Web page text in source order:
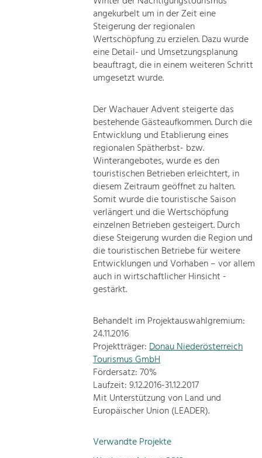
angekurbelt um in der Zeit eine
Steigerung der regionalen
Wertschöpfung zu erzielen. Dazu wurde
eine Detail- und Umsetzungsplanung
beauftragt, die in einem weiteren Schritt
umgesetzt wurde.
Der Wachauer Advent steigerte das
bestehende Gästeaufkommen. Durch die
Entwicklung und Etablierung eines
regionalen Spätherbst- bzw.
Winterangebotes, wurde es den
touristischen Betrieben erleichtert, in
diesem Zeitraum geöffnet zu halten.
Somit wurde die touristische Saison
verlängert und die Wertschöpfung
einzelnen Betrieben gesteigert. Durch
diese Steigerung wurden die Region und
die touristischen Betriebe für weitere
Entwicklungen und Vorhaben – vor allem
auch in wirtschaftlicher Hinsicht -
gestärkt.
Behandelt im Projektauswahlgremium:
24.11.2016
Projektträger:Donau Niederösterreich
Tourismus GmbH
Fördersatz: 70%
Laufzeit: 9.12.2016-31.12.2017
Mit Unterstützung von Land und
Europäischer Union (LEADER).
Verwandte Projekte